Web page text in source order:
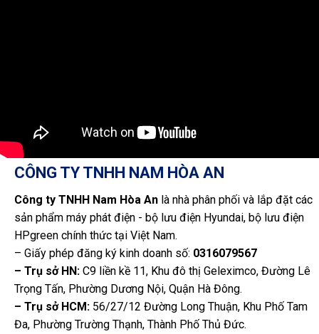
CÔNG TY TNHH NAM HÒA AN
Công ty TNHH Nam Hòa An là nhà phân phối và lắp đặt các
sản phẩm máy phát điện - bộ lưu điện Hyundai, bộ lưu điện
HPgreen chính thức tại Việt Nam.
– Giấy phép đăng ký kinh doanh số: 0316079567
– Trụ sở HN: C9 liền kề 11, Khu đô thị Geleximco, Đường Lê
Trọng Tấn, Phường Dương Nội, Quận Hà Đông.
– Trụ sở HCM: 56/27/12 Đường Long Thuận, Khu Phố Tam
Đa, Phường Trường Thạnh, Thành Phố Thủ Đức.